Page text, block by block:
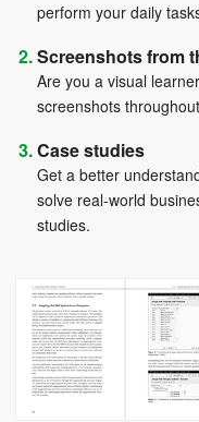
perform your daily
Screenshots from
Are you a visual
screenshots
Case studies
Get a better
solve real-world
studies.